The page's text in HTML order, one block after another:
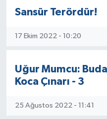
Sansür Terördür!
17 Ekim 2022 - 10:20
Uğur Mumcu:
Koca Çınarı - 3
25 Ağustos 2022 - 11:41